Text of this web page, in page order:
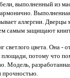
выполненный из
Выполненная
аллергии. Дверцы
самым защищают
светлого цвета. Она -
потому что
Модель,
прочностью.